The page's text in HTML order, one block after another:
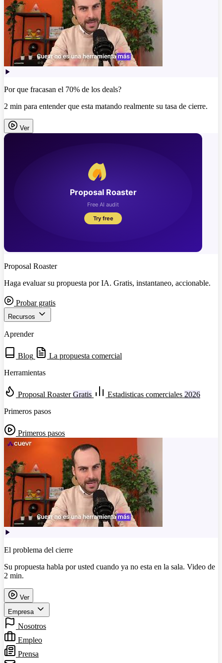
Por que fracasan el 70% de los deals?
2 min para entender que esta matando realmente su tasa de cierre.
Ver
Proposal Roaster
Haga evaluar su propuesta por IA. Gratis, instantaneo, accionable.
Probar gratis
Recursos
Aprender
Blog
La propuesta comercial
Herramientas
Proposal Roaster Gratis Estadisticas comerciales 2026
Primeros pasos
Primeros pasos
El problema del cierre
Su propuesta habla por usted cuando ya no esta en la sala. Video de
2 min.
Ver
Empresa
Nosotros
Empleo
Prensa